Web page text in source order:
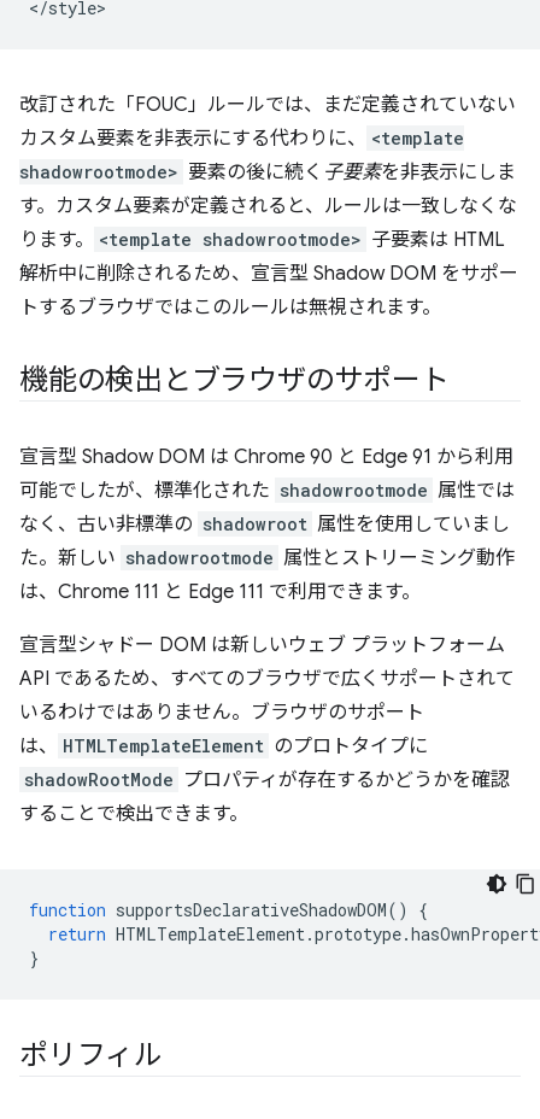
改訂された「FOUC」ルールでは、まだ定義されていない
カスタム要素を非表示にする代わりに、
<template
shadowrootmode> 要素の後に続く 子要素を非表示にしま
す。カスタム要素が定義されると、ルールは一致しなくな
ります。
<template shadowrootmode> 子要素は HTML
解析中に削除されるため、宣言型 Shadow DOM をサポー
トするブラウザではこのルールは無視されます。
機能の検出とブラウザのサポート
宣言型 Shadow DOM は Chrome 90 と Edge 91 から利用
可能でしたが、標準化された shadowrootmode 属性では
なく、古い非標準の shadowroot 属性を使用していまし
た。新しい shadowrootmode 属性とストリーミング動作
は、Chrome 111 と Edge 111 で利用できます。
宣言型シャドー DOM は新しいウェブ プラットフォーム
API であるため、すべてのブラウザで広くサポートされて
いるわけではありません。ブラウザのサポート
は、
HTMLTemplateElement のプロトタイプに
shadowRootMode プロパティが存在するかどうかを確認
することで検出できます。
function supportsDeclarativeShadowDOM()
{
return HTMLTemplateElement.prototype.
}
ポリフィル